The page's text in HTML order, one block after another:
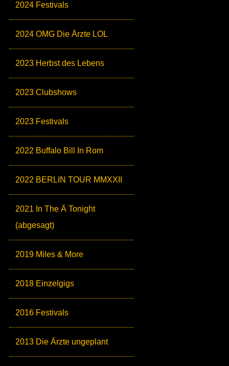
2024 Festivals
2024 OMG Die Ärzte LOL
2023 Herbst des Lebens
2023 Clubshows
2023 Festivals
2022 Buffalo Bill In Rom
2022 BERLIN TOUR MMXXII
2021 In The Ä Tonight
(abgesagt)
2019 Miles & More
2018 Einzelgigs
2016 Festivals
2013 Die Ärzte ungeplant